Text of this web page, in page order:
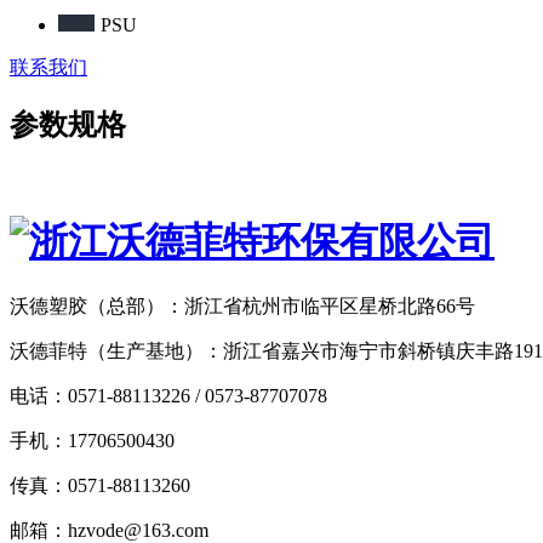
PSU
联系我们
参数规格
沃德塑胶（总部）：浙江省杭州市临平区星桥北路66号
沃德菲特（生产基地）：浙江省嘉兴市海宁市斜桥镇庆丰路
电话：0571-88113226 / 0573-87707078
手机：17706500430
传真：0571-88113260
邮箱：hzvode@163.com